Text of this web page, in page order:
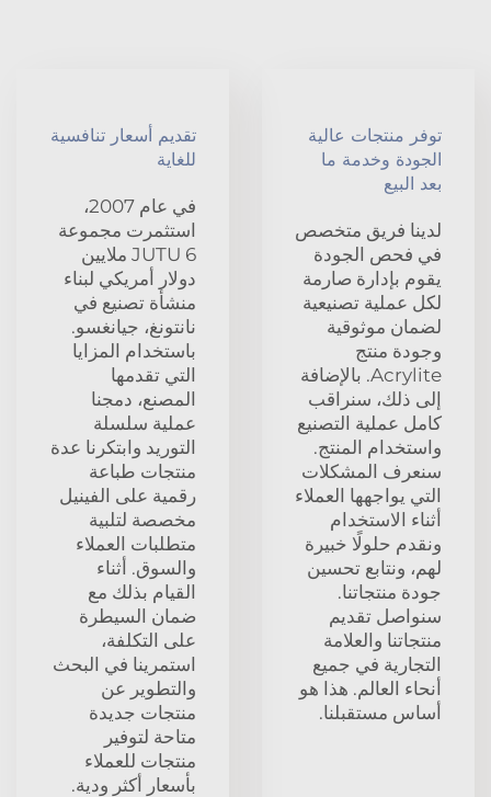
توفر منتجات عالية
الجودة وخدمة ما
بعد البيع
لدينا فريق متخصص
في فحص الجودة
يقوم بإدارة صارمة
لكل عملية تصنيعية
لضمان موثوقية
وجودة منتج
Acrylite. بالإضافة
إلى ذلك، سنراقب
كامل عملية التصنيع
واستخدام المنتج.
سنعرف المشكلات
التي يواجهها العملاء
أثناء الاستخدام
ونقدم حلولًا خبيرة
لهم، ونتابع تحسين
جودة منتجاتنا.
سنواصل تقديم
منتجاتنا والعلامة
التجارية في جميع
أنحاء العالم. هذا هو
أساس مستقبلنا.
تقديم أسعار تنافسية
للغاية
في عام 2007،
استثمرت مجموعة
JUTU 6 ملايين
دولار أمريكي لبناء
منشأة تصنيع في
نانتونغ، جيانغسو.
باستخدام المزايا
التي تقدمها
المصنع، دمجنا
عملية سلسلة
التوريد وابتكرنا عدة
منتجات طباعة
رقمية على الفينيل
مخصصة لتلبية
متطلبات العملاء
والسوق. أثناء
القيام بذلك مع
ضمان السيطرة
على التكلفة،
استمرينا في البحث
والتطوير عن
منتجات جديدة
متاحة لتوفير
منتجات للعملاء
بأسعار أكثر ودية.